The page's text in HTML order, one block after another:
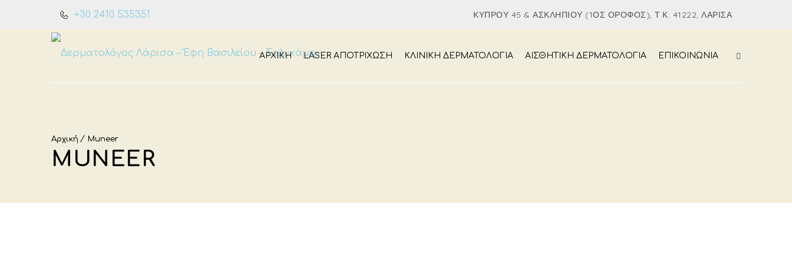
+30 2410 535351 ΚΎΠΡΟΥ 45 & ΑΣΚΛΗΠΙΟΎ (1ΟΣ ΌΡΟΦΟΣ), Τ.Κ. 41222, ΛΆΡΙΣΑ
ΑΡΧΙΚΉ LASER ΑΠΟΤΡΙΧΩΣΗ ΚΛΙΝΙΚΗ ΔΕΡΜΑΤΟΛΟΓΙΑ ΑΙΣΘΗΤΙΚΗ ΔΕΡΜΑΤΟΛΟΓΙΑ ΕΠΙΚΟΙΝΩΝΙΑ
Αρχική Muneer
MUNEER